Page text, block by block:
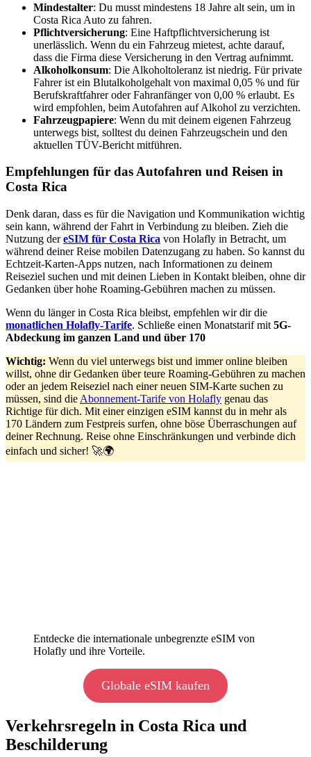
Mindestalter: Du musst mindestens 18 Jahre alt sein, um in
Costa Rica Auto zu fahren.
Pflichtversicherung: Eine Haftpflichtversicherung ist
unerlässlich. Wenn du ein Fahrzeug mietest, achte darauf,
dass die Firma diese Versicherung in den Vertrag aufnimmt.
Alkoholkonsum: Die Alkoholtoleranz ist niedrig. Für private
Fahrer ist ein Blutalkoholgehalt von maximal 0,05 % und für
Berufskraftfahrer oder Fahranfänger von 0,00 % erlaubt. Es
wird empfohlen, beim Autofahren auf Alkohol zu verzichten.
Fahrzeugpapiere: Wenn du mit deinem eigenen Fahrzeug
unterwegs bist, solltest du deinen Fahrzeugschein und den
aktuellen TÜV-Bericht mitführen.
Empfehlungen für das Autofahren und Reisen in
Costa Rica
Denk daran, dass es für die Navigation und Kommunikation wichtig
sein kann, während der Fahrt in Verbindung zu bleiben. Zieh die
Nutzung dereSIM für Costa Rica von Holafly in Betracht, um
während deiner Reise mobilen Datenzugang zu haben. So kannst du
Echtzeit-Karten-Apps nutzen, nach Informationen zu deinem
Reiseziel suchen und mit deinen Lieben in Kontakt bleiben, ohne dir
Gedanken über hohe Roaming-Gebühren machen zu müssen.
Wenn du länger in Costa Rica bleibst, empfehlen wir dir die
monatlichen Holafly-Tarife. Schließe einen Monatstarif mit 5G-
Abdeckung im ganzen Land und über 170
Wichtig: Wenn du viel unterwegs bist und immer online bleiben
willst, ohne dir Gedanken über teure Roaming-Gebühren zu machen
oder an jedem Reiseziel nach einer neuen SIM-Karte suchen zu
müssen, sind die Abonnement-Tarife von Holafly genau das
Richtige für dich. Mit einer einzigen eSIM kannst du in mehr als
170 Ländern zum Festpreis surfen, ohne böse Überraschungen auf
deiner Rechnung. Reise ohne Einschränkungen und verbinde dich
einfach und sicher! 🚀🌍
Entdecke die internationale unbegrenzte eSIM von
Holafly und ihre Vorteile.
Globale eSIM kaufen
Verkehrsregeln in Costa Rica und
Beschilderung